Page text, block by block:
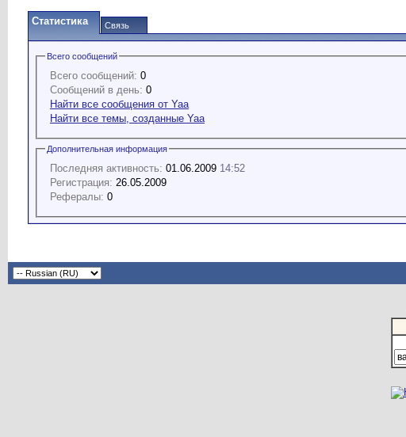
Статистика Связь
Всего сообщений
Всего сообщений: 0
Сообщений в день: 0
Найти все сообщения от Yaa
Найти все темы, созданные Yaa
Дополнительная информация
Последняя активность: 01.06.2009 14:52
Регистрация: 26.05.2009
Рефералы: 0